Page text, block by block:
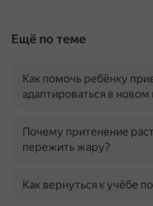
Ещё по теме
Как помочь ребёнку
адаптироваться в новом
Почему притенение
пережить жару?
Как вернуться к учёбе